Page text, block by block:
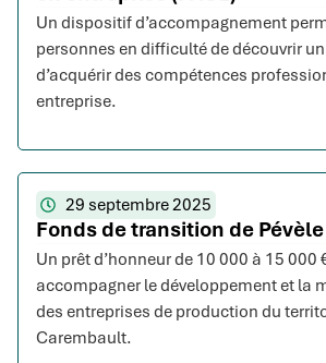
Un dispositif d’accompagnement
personnes en difficulté de découvrir
d’acquérir des compétences
entreprise.
29 septembre 2025
Fonds de transition de
Un prêt d’honneur de 10 000 à 15 000
accompagner le développement et la
des entreprises de production du
Carembault.